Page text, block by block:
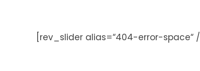
[rev_slider alias=“404-error-space“ /]